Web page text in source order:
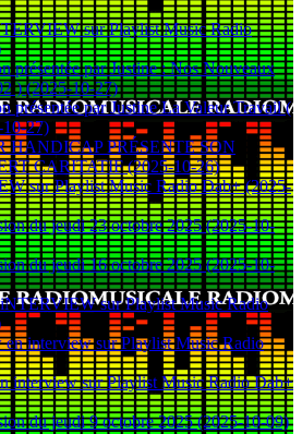
sur Playlist Music Radio
présentée par Justine : Nos Nouveaux
) (2025-10-27)
présentée par Justine La Valeur Travail (
27)
HANDICAP PRÉSENTE SON
CARITATIF (2025-10-26)
sur Playlist Music Radio Dab+ (2025-
du jeudi 23 octobre 2025 (2025-10-
du jeudi 16 octobre 2025 (2025-10-
sur Playlist Music Radio
en interview sur Playlist Music Radio
interview sur Playlist Music Radio Dab+
du jeudi 9 octobre 2025 (2025-10-09)